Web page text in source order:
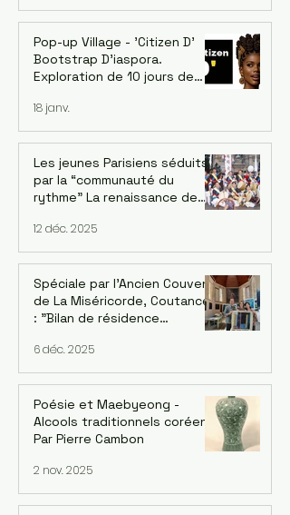
ancien conseiller de la Banque
asiatique de développement
- le 18/06
Pop-up Village - 'Citizen D'
Bootstrap D'iaspora.
Exploration de 10 jours de
émergent de Burkina Faso. 1-
10 Décembre 2026
18 janv.
Les jeunes Parisiens séduits
par la “communauté du
rythme” La renaissance de
parisien “DONGNAMPUNG“
12 déc. 2025
Spéciale par l'Ancien Couvent
de La Miséricorde, Coutances
: "Bilan de résidence
l'artiste UI-YEONG PARK. Par
Mija Han Gastebois
6 déc. 2025
Poésie et Maebyeong -
Alcools traditionnels coréens.
Par Pierre Cambon
2 nov. 2025